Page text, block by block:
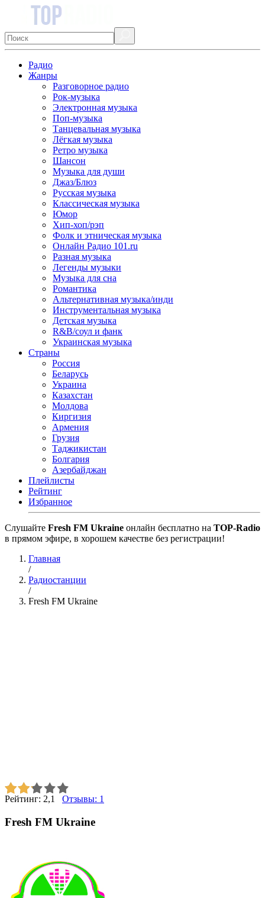
Радио
Жанры
Разговорное радио
Рок-музыка
Электронная музыка
Поп-музыка
Танцевальная музыка
Лёгкая музыка
Ретро музыка
Шансон
Музыка для души
Джаз/Блюз
Русская музыка
Классическая музыка
Юмор
Хип-хоп/рэп
Фолк и этническая музыка
Онлайн Радио 101.ru
Разная музыка
Легенды музыки
Музыка для сна
Романтика
Альтернативная музыка/инди
Инструментальная музыка
Детская музыка
R&B/cоул и фанк
Украинская музыка
Страны
Россия
Беларусь
Украина
Казахстан
Молдова
Киргизия
Армения
Грузия
Таджикистан
Болгария
Азербайджан
Плейлисты
Рейтинг
Избранное
Cлушайте Fresh FM Ukraine онлайн бесплатно на TOP-Radio
в прямом эфире, в хорошем качестве без регистрации!
Главная
/
Радиостанции
/
Fresh FM Ukraine
Рейтинг: 2,1 Отзывы: 1
Fresh FM Ukraine